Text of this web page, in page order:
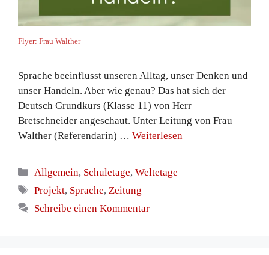
Flyer: Frau Walther
Sprache beeinflusst unseren Alltag, unser Denken und
unser Handeln. Aber wie genau? Das hat sich der
Deutsch Grundkurs (Klasse 11) von Herr
Bretschneider angeschaut. Unter Leitung von Frau
Walther (Referendarin) … Weiterlesen
Kategorien
Allgemein, Schuletage,Weltetage
Schlagwörter
Projekt, Sprache,Zeitung
Schreibe einen Kommentar